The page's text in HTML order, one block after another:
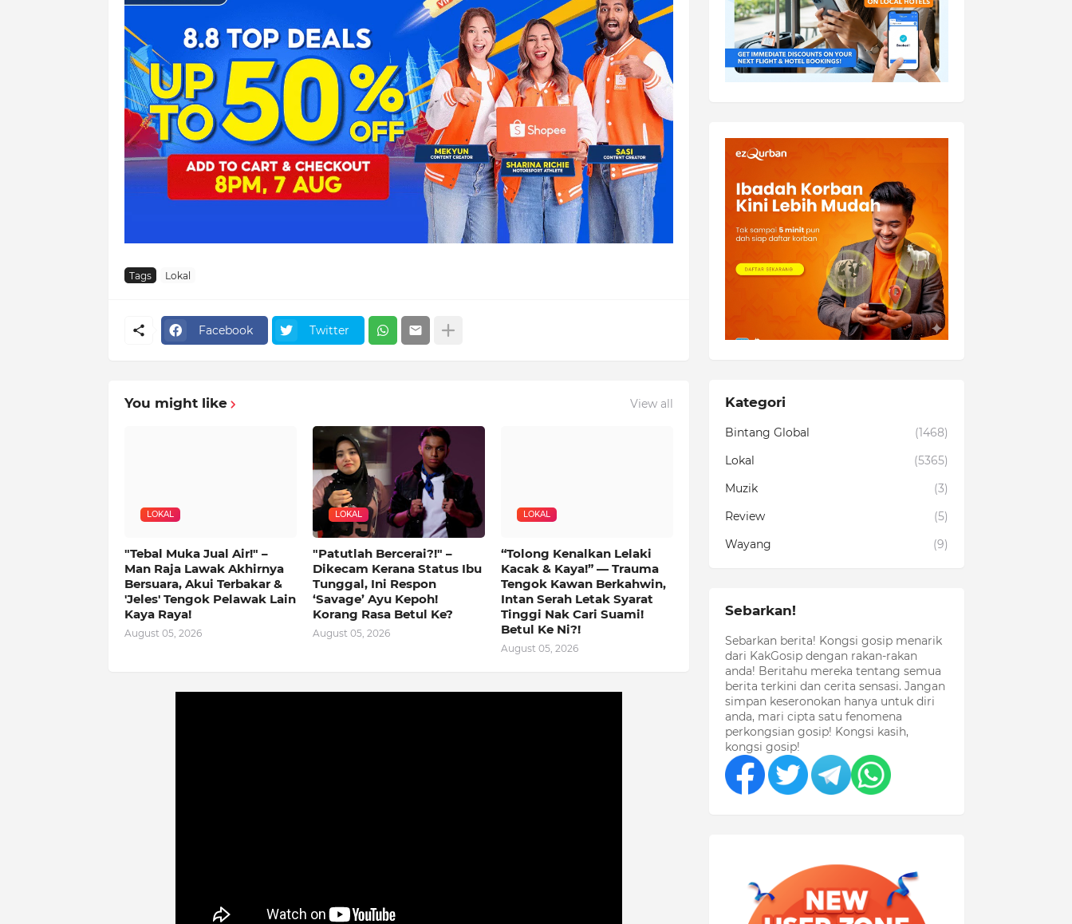
Tags Lokal
Facebook Twitter
You might like View all
LOKAL
"Tebal Muka Jual Air!" –
Man Raja Lawak Akhirnya
Bersuara, Akui Terbakar &
'Jeles' Tengok Pelawak Lain
Kaya Raya!
August 05, 2026
LOKAL
"Patutlah Bercerai?!" –
Dikecam Kerana Status Ibu
Tunggal, Ini Respon
‘Savage’ Ayu Kepoh!
Korang Rasa Betul Ke?
August 05, 2026
LOKAL
“Tolong Kenalkan Lelaki
Kacak & Kaya!” — Trauma
Tengok Kawan Berkahwin,
Intan Serah Letak Syarat
Tinggi Nak Cari Suami!
Betul Ke Ni?!
August 05, 2026
Kategori
Bintang Global
(1468)
Lokal
(5365)
Muzik
(3)
Review
(5)
Wayang
(9)
Sebarkan!
Sebarkan berita! Kongsi gosip menarik
dari KakGosip dengan rakan-rakan
anda! Beritahu mereka tentang semua
berita terkini dan cerita sensasi. Jangan
simpan keseronokan hanya untuk diri
anda, mari cipta satu fenomena
perkongsian gosip! Kongsi kasih,
kongsi gosip!